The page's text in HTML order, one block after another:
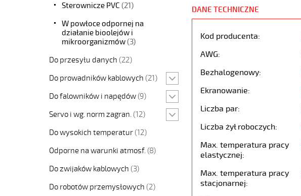
Sterownicze PVC (21)
W powłoce odpornej na
działanie bioolejów i
mikroorganizmów(3)
Do przesyłu danych (22)
Do prowadników kablowych (21)
Do falowników i napędów (9)
Servo i wg. norm zagran. (12)
Do wysokich temperatur (12)
Odporne na warunki atmosf. (8)
Do zwijaków kablowych (3)
Do robotów przemysłowych (2)
DANE TECHNICZNE
Kod producenta:
AWG:
Bezhalogenowy:
Ekranowanie:
Liczba par:
Liczba żył roboczych:
Max. temperatura pracy
elastycznej:
Max. temperatura pracy
stacjonarnej: